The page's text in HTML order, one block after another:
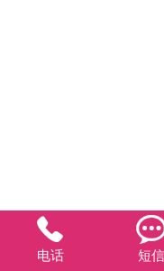

电话 短信